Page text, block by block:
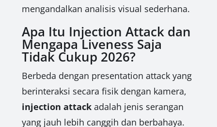
mengandalkan analisis visual sederhana.
Apa Itu Injection Attack dan
Mengapa Liveness Saja
Tidak Cukup 2026?
Berbeda dengan presentation attack yang
berinteraksi secara fisik dengan kamera,
injection attackadalah jenis serangan
yang jauh lebih canggih dan berbahaya.